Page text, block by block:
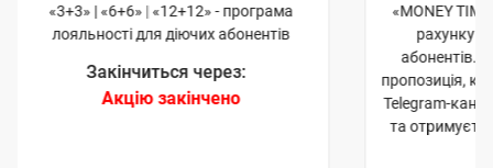
«3+3» | «6+6» | «12+12» - програма
лояльності для діючих абонентів
Закінчиться через:
Акцію закінчено
«MONEY
рахунку
абонентів.
пропозиція,
Telegram-
та